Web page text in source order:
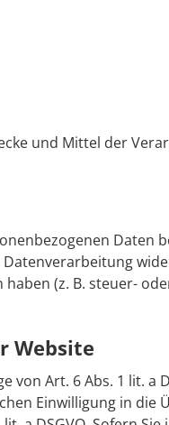
und Mittel der
Daten
(z. B. steuer-
Website
Art. 6 Abs. 1 lit. a
Einwilligung in die